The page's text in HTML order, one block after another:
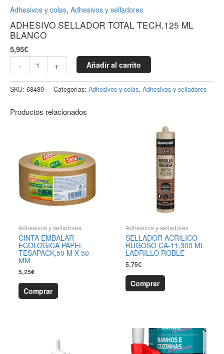
Adhesivos y colas, Adhesivos y selladores
ADHESIVO SELLADOR TOTAL TECH,125 ML
BLANCO
5,95€
- + Añadir al carrito
SKU: 68489 Categorías: Adhesivos y colas, Adhesivos y selladores
Productos relacionados
Adhesivos y selladores
CINTA EMBALAR
ECOLOGICA PAPEL
TESAPACK,50 M X 50
MM
5,25€
Comprar
Adhesivos y selladores
SELLADOR ACRILICO
RUGOSO CA-11,300 ML
LADRILLO ROBLE
5,75€
Comprar